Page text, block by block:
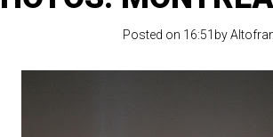
Posted on 16:51by